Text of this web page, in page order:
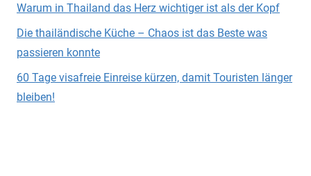
Warum in Thailand das Herz wichtiger ist als der Kopf
Die thailändische Küche – Chaos ist das Beste was
passieren konnte
60 Tage visafreie Einreise kürzen, damit Touristen länger
bleiben!